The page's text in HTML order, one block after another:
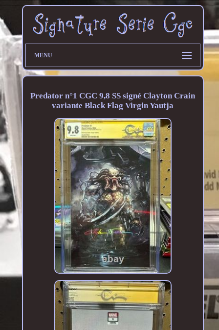
MENU
Predator n°1 CGC 9,8 SS signé Clayton Crain
variante Black Flag Virgin Yautja